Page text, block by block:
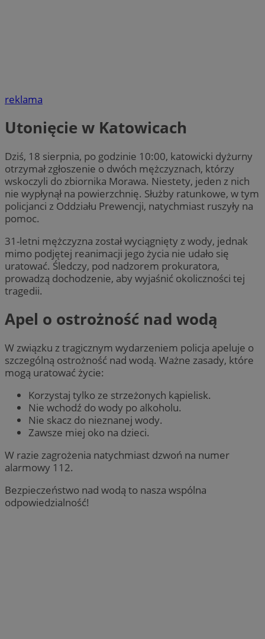
reklama
Utonięcie w Katowicach
Dziś, 18 sierpnia, po godzinie 10:00, katowicki dyżurny
otrzymał zgłoszenie o dwóch mężczyznach, którzy
wskoczyli do zbiornika Morawa. Niestety, jeden z nich
nie wypłynął na powierzchnię. Służby ratunkowe, w tym
policjanci z Oddziału Prewencji, natychmiast ruszyły na
pomoc.
31-letni mężczyzna został wyciągnięty z wody, jednak
mimo podjętej reanimacji jego życia nie udało się
uratować. Śledczy, pod nadzorem prokuratora,
prowadzą dochodzenie, aby wyjaśnić okoliczności tej
tragedii.
Apel o ostrożność nad wodą
W związku z tragicznym wydarzeniem policja apeluje o
szczególną ostrożność nad wodą. Ważne zasady, które
mogą uratować życie:
Korzystaj tylko ze strzeżonych kąpielisk.
Nie wchodź do wody po alkoholu.
Nie skacz do nieznanej wody.
Zawsze miej oko na dzieci.
W razie zagrożenia natychmiast dzwoń na numer
alarmowy 112.
Bezpieczeństwo nad wodą to nasza wspólna
odpowiedzialność!